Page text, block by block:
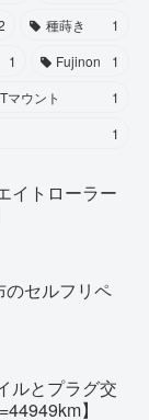
種蒔き
1
1 Fujinon
1
Tマウント
1
1
イトローラー
のセルフリペ
ルとプラグ交
】